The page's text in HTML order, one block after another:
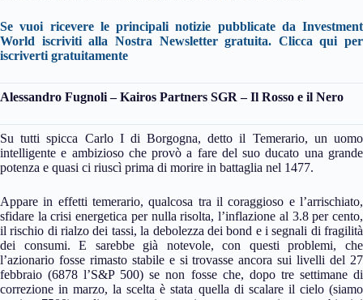
Se vuoi ricevere le principali notizie pubblicate da Investment
World iscriviti alla Nostra Newsletter gratuita. Clicca qui per
iscriverti gratuitamente
Alessandro Fugnoli – Kairos Partners SGR – Il Rosso e il Nero
Su tutti spicca Carlo I di Borgogna, detto il Temerario, un uomo
intelligente e ambizioso che provò a fare del suo ducato una grande
potenza e quasi ci riuscì prima di morire in battaglia nel 1477.
Appare in effetti temerario, qualcosa tra il coraggioso e l’arrischiato,
sfidare la crisi energetica per nulla risolta, l’inflazione al 3.8 per cento,
il rischio di rialzo dei tassi, la debolezza dei bond e i segnali di fragilità
dei consumi. E sarebbe già notevole, con questi problemi, che
l’azionario fosse rimasto stabile e si trovasse ancora sui livelli del 27
febbraio (6878 l’S&P 500) se non fosse che, dopo tre settimane di
correzione in marzo, la scelta è stata quella di scalare il cielo (siamo